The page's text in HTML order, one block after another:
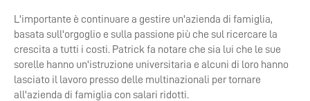
L'importante è continuare a gestire un'azienda di famiglia,
basata sull'orgoglio e sulla passione più che sul ricercare la
crescita a tutti i costi. Patrick fa notare che sia lui che le sue
sorelle hanno un'istruzione universitaria e alcuni di loro hanno
lasciato il lavoro presso delle multinazionali per tornare
all'azienda di famiglia con salari ridotti.